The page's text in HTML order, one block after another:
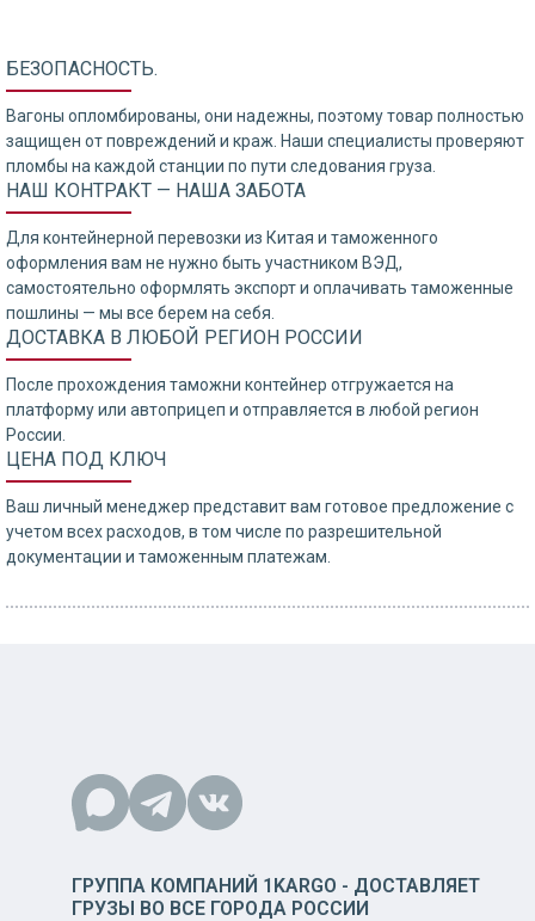
БЕЗОПАСНОСТЬ.
Вагоны опломбированы, они надежны, поэтому товар полностью
защищен от повреждений и краж. Наши специалисты проверяют
пломбы на каждой станции по пути следования груза.
НАШ КОНТРАКТ — НАША ЗАБОТА
Для контейнерной перевозки из Китая и таможенного
оформления вам не нужно быть участником ВЭД,
самостоятельно оформлять экспорт и оплачивать таможенные
пошлины — мы все берем на себя.
ДОСТАВКА В ЛЮБОЙ РЕГИОН РОССИИ
После прохождения таможни контейнер отгружается на
платформу или автоприцеп и отправляется в любой регион
России.
ЦЕНА ПОД КЛЮЧ
Ваш личный менеджер представит вам готовое предложение с
учетом всех расходов, в том числе по разрешительной
документации и таможенным платежам.
ГРУППА КОМПАНИЙ 1KARGO - ДОСТАВЛЯЕТ
ГРУЗЫ ВО ВСЕ ГОРОДА РОССИИ